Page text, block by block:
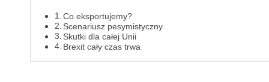
Co eksportujemy?
Scenariusz pesymistyczny
Skutki dla całej Unii
Brexit cały czas trwa